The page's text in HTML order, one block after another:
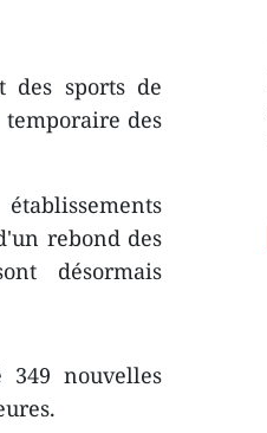
des sports de
des
rebond des
désormais
nouvelles